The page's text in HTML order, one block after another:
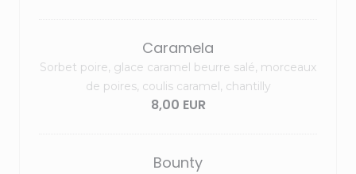
Caramela
Sorbet poire, glace caramel beurre salé, morceaux
de poires, coulis caramel, chantilly
8,00 EUR
Bounty